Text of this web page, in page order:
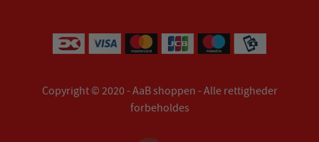
Copyright © 2020 - AaB shoppen - Alle rettigheder
forbeholdes